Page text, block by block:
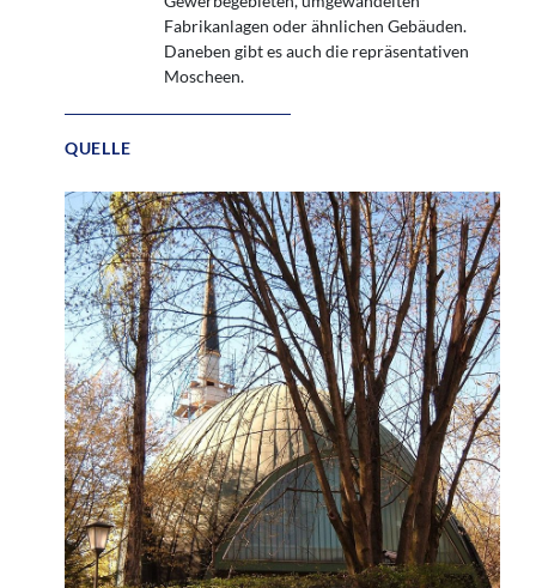
Fabrikanlagen oder ähnlichen Gebäuden.
Daneben gibt es auch die repräsentativen
Moscheen.
QUELLE